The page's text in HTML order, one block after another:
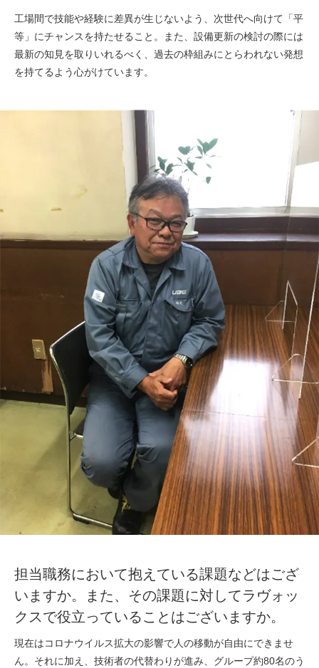
工場間で技能や経験に差異が生じないよう、次世代へ向けて「平
等」にチャンスを持たせること。また、設備更新の検討の際には
最新の知見を取りいれるべく、過去の枠組みにとらわれない発想
を持てるよう心がけています。
担当職務において抱えている課題などはござ
いますか。また、その課題に対してラヴォッ
クスで役立っていることはございますか。
現在はコロナウイルス拡大の影響で人の移動が自由にできませ
ん。それに加え、技術者の代替わりが進み、グループ約80名のう